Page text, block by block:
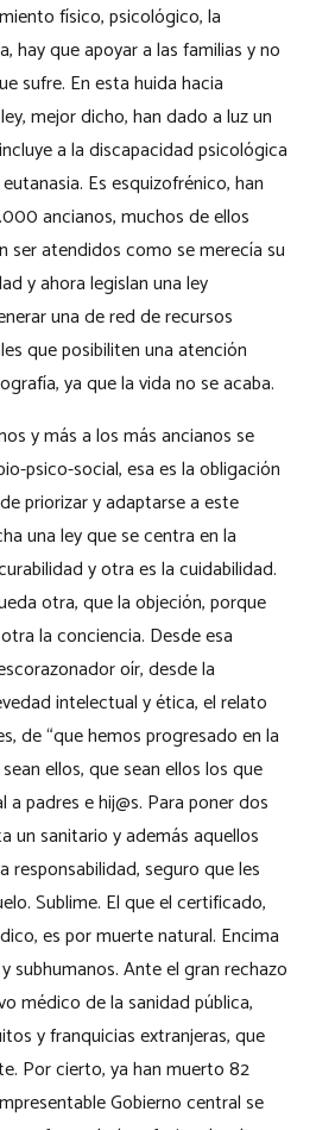
físico, psicológico, la
hay que apoyar a las familias y no
sufre. En esta huida hacia
mejor dicho, han dado a luz un
a la discapacidad psicológica
Es esquizofrénico, han
ancianos, muchos de ellos
ser atendidos como se merecía su
y ahora legislan una ley
una de red de recursos
que posibiliten una atención
ya que la vida no se acaba.
y más a los más ancianos se
psico-social, esa es la obligación
priorizar y adaptarse a este
una ley que se centra en la
y otra es la cuidabilidad.
otra, que la objeción, porque
la conciencia. Desde esa
oír, desde la
intelectual y ética, el relato
de “que hemos progresado en la
ellos, que sean ellos los que
padres e hij@s. Para poner dos
un sanitario y además aquellos
responsabilidad, seguro que les
Sublime. El que el certificado,
es por muerte natural. Encima
subhumanos. Ante el gran rechazo
médico de la sanidad pública,
y franquicias extranjeras, que
Por cierto, ya han muerto 82
Gobierno central se